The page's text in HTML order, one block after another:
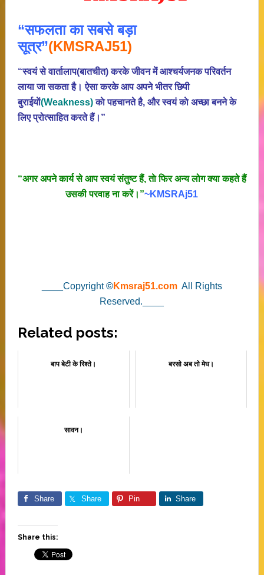
“सफलता का सबसे बड़ा
सूत्र”(KMSRAJ51)
“स्वयं से वार्तालाप(बातचीत) करके जीवन में आश्चर्यजनक परिवर्तन
लाया जा सकता है। ऐसा करके आप अपने भीतर छिपी
बुराईयाें(Weakness)काे पहचानते है, और स्वयं काे अच्छा बनने के
लिए प्रोत्साहित करते हैं।”
“अगर अपने कार्य से आप स्वयं संतुष्ट हैं, ताे फिर अन्य लोग क्या कहते हैं
उसकी परवाह ना करें।”~KMSRAj51
____Copyright©Kmsraj51.com All Rights
Reserved.____
Related posts:
बाप बेटी के रिश्ते। बरसो अब तो मेघ।
सावन।
Share Share Pin Share
Share this: